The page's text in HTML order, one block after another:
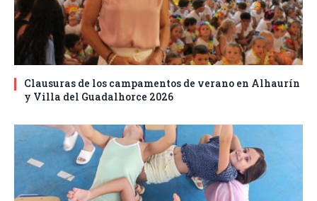
Clausuras de los campamentos de verano en Alhaurín
y Villa del Guadalhorce 2026